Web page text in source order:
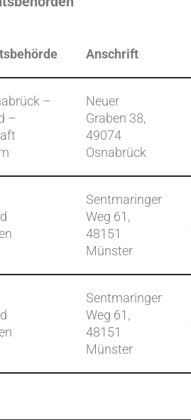
Anschrift
–
–
Neuer
Graben 38,
49074
Osnabrück
Sentmaringer
Weg 61,
48151
Münster
Sentmaringer
Weg 61,
48151
Münster